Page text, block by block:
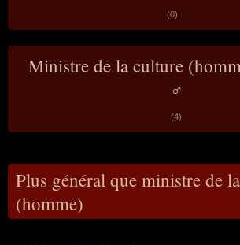
(0)
Ministre de la culture
♂
(4)
Plus général que ministre de
(homme)